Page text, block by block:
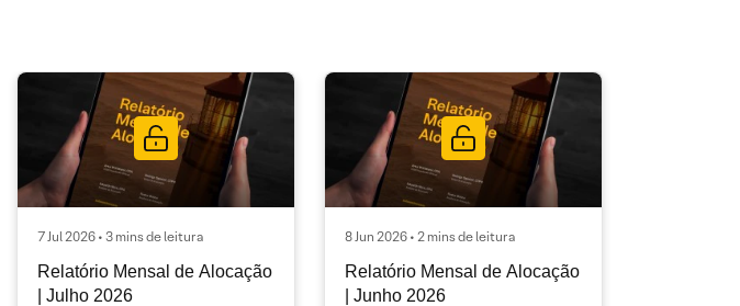
7 Jul 2026 • 3 mins de leitura
Relatório Mensal de Alocação
| Julho 2026
8 Jun 2026 • 2 mins de leitura
Relatório Mensal de Alocação
| Junho 2026